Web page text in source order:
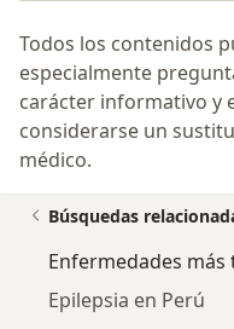
Todos los contenidos
especialmente
carácter informativo y
considerarse un
médico.
Búsquedas
Enfermedades más
Epilepsia en Perú